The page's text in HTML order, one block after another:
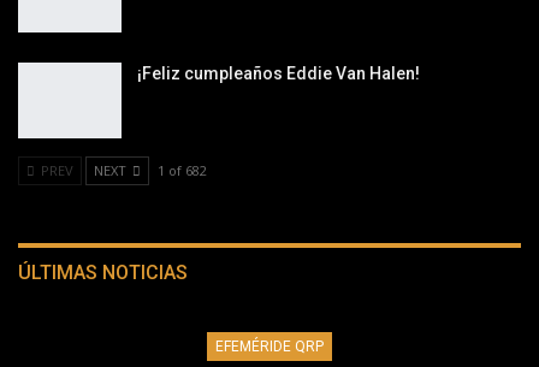
¡Feliz cumpleaños Eddie Van Halen!
PREV NEXT 1 of 682
ÚLTIMAS NOTICIAS
EFEMÉRIDE QRP